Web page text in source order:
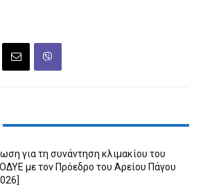
για τη συνάντηση κλιμακίου του
με τον Πρόεδρο του Αρείου Πάγου